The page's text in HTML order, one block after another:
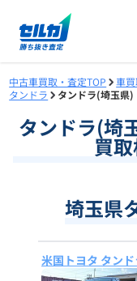
中古車買取・査定TOP 車
タンドラ
タンドラ(埼玉県)
タンドラ(埼
買
埼玉県
米国トヨタ タンド